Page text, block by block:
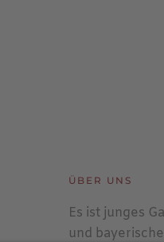
ÜBER UNS
Es ist junges
und